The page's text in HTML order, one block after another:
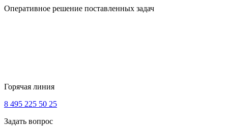
Оперативное решение поставленных задач
Горячая линия
8 495 225 50 25
Задать вопрос